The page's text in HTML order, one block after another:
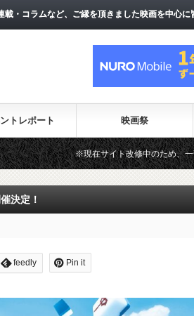
・コラムなど、ご縁を頂きました映画を中心に
・コラムなど、ご縁を頂きました映画を中心に
トレポート 映画祭
※現在サイト改修中のため、一部のコンテンツが
決定！
feedly Pin it